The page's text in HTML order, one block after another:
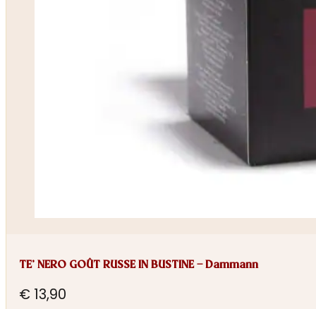
TE’ NERO GOÛT RUSSE IN BUSTINE – Dammann
€ 13,90